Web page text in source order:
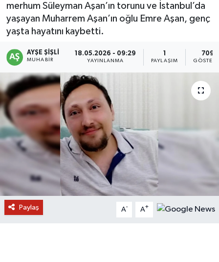
merhum Süleyman Aşan’ın torunu ve İstanbul’da
yaşayan Muharrem Aşan’ın oğlu Emre Aşan, genç
yaşta hayatını kaybetti.
AYŞE ŞIŞLI
MUHABIR
18.05.2026 - 09:29
YAYINLANMA
1
PAYLAŞIM
709
Paylaş A- A+